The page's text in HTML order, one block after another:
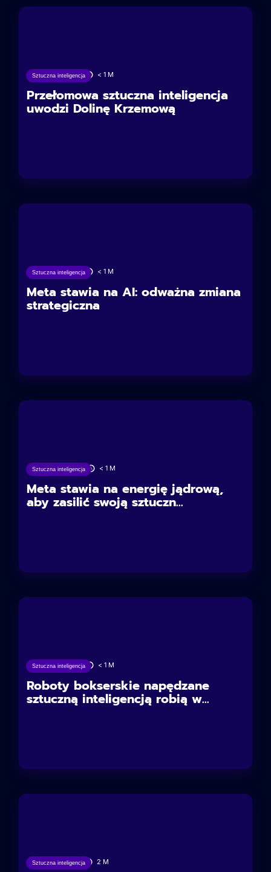
Sztuczna inteligencja
21/06/2025 < 1 M
Przełomowa sztuczna inteligencja
uwodzi Dolinę Krzemową
Sztuczna inteligencja
13/06/2025 < 1 M
Meta stawia na AI: odważna zmiana
strategiczna
Sztuczna inteligencja
04/06/2025 < 1 M
Meta stawia na energię jądrową,
aby zasilić swoją sztuczn...
Sztuczna inteligencja
27/05/2025 < 1 M
Roboty bokserskie napędzane
sztuczną inteligencją robią w...
Sztuczna inteligencja
19/05/2025 2 M